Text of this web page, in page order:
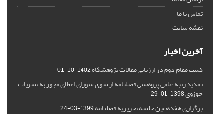
تماس با ما
نقشه سایت
آخرین اخبار
کسب مقام دوم در ارزیابی مقالات پژوهشگاه1402-10-01
تمدید رتبه علمی پژوهشی فصلنامه از سوی شورای اعطای مجوز به نشریات
حوزوی1398-01-29
برگزاری هفدهمین جلسه تحریریه فصلنامه1399-03-24